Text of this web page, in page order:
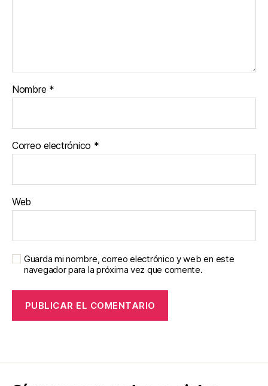
Nombre *
Correo electrónico *
Web
Guarda mi nombre, correo electrónico y web en este
navegador para la próxima vez que comente.